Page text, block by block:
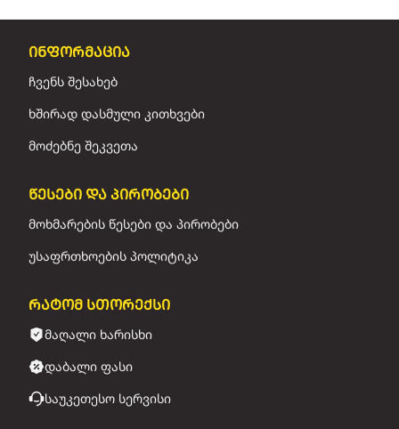
ინფორმაცია
ჩვენს შესახებ
ხშირად დასმული კითხვები
მოძებნე შეკვეთა
წესები და პირობები
მოხმარების წესები და პირობები
უსაფრთხოების პოლიტიკა
რატომ სთორექსი
მაღალი ხარისხი
დაბალი ფასი
საუკეთესო სერვისი